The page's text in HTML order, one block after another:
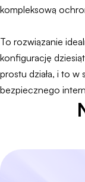
kompleksową
To rozwiązanie
konfigurację
prostu działa, i to
bezpiecznego